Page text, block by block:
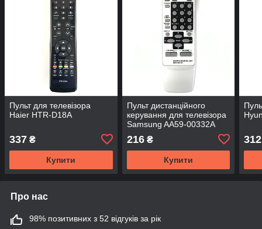
Пульт для телевізора
Haier HTR-D18A
337 ₴
Купити
Пульт дистанційного
керування для телевізора
Samsung AA59-00332A
216₴
Купити
312
Про нас
98% позитивних з 52 відгуків за рік